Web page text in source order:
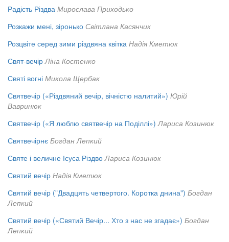
Радість Різдва Мирослава Приходько
Розкажи мені, зіронько Світлана Касянчик
Розцвіте серед зими різдвяна квітка Надія Кметюк
Свят-вечір Ліна Костенко
Святі вогні Микола Щербак
Святвечір («Різдвяний вечір, вічністю налитий») Юрій
Вавринюк
Святвечір («Я люблю святвечір на Поділлі») Лариса Козинюк
Святвечірнє Богдан Лепкий
Святе і величне Ісуса Різдво Лариса Козинюк
Святий вечір Надія Кметюк
Святий вечір ("Двадцять четвертого. Коротка днина") Богдан
Лепкий
Святий вечір («Святий Вечір... Хто з нас не згадає») Богдан
Лепкий